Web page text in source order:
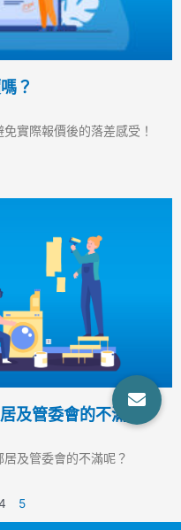
？
實際報價後的落差感受！
及管委會的不滿？
及管委會的不滿呢？
5